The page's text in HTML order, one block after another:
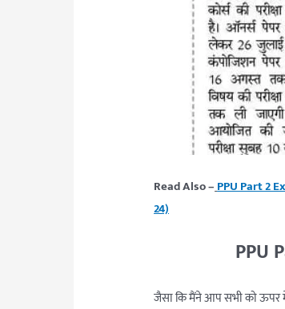
Read Also –PPU Part 2
24)
PPU
जैसा कि मैंने आप सभी को ऊपर में